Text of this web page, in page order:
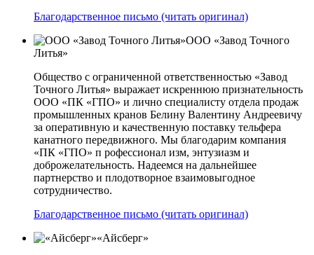
Благодарственное письмо (читать оригинал)
ООО «Завод Точного
Литья»
Общество с ограниченной ответственностью «Завод
Точного Литья» выражает искреннюю признательность
ООО «ПК «ГПО» и лично специалисту отдела продаж
промышленных кранов Белину Валентину Андреевичу
за оперативную и качественную поставку тельфера
канатного передвижного. Мы благодарим компания
«ПК «ГПО» п рофессионал изм, энтузиазм и
доброжелательность. Надеемся на дальнейшее
партнерство и плодотворное взаимовыгодное
сотрудничество.
Благодарственное письмо (читать оригинал)
«Айсберг»